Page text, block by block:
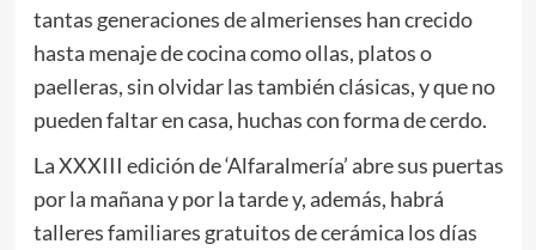
tantas generaciones de almerienses han crecido
hasta menaje de cocina como ollas, platos o
paelleras, sin olvidar las también clásicas, y que no
pueden faltar en casa, huchas con forma de cerdo.
La XXXIII edición de ‘Alfaralmería’ abre sus puertas
por la mañana y por la tarde y, además, habrá
talleres familiares gratuitos de cerámica los días